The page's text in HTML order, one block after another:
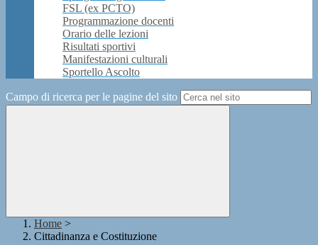
FSL (ex PCTO)
Programmazione docenti
Orario delle lezioni
Risultati sportivi
Manifestazioni culturali
Sportello Ascolto
Campo di ricerca per le pagine del sito
Home >
Cittadinanza e Costituzione